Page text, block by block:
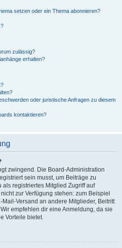
setzen oder ein Thema abonnieren?
zulässig?
erhalten?
oder juristische Anfragen zu diesem
kontaktieren?
zwingend. Die Board-Administration
sein musst, um Beiträge zu
registriertes Mitglied Zugriff auf
zur Verfügung stehen: zum Beispiel
Versand an andere Mitglieder, Beitritt
empfehlen dir eine Anmeldung, da sie
Vorteile bietet.